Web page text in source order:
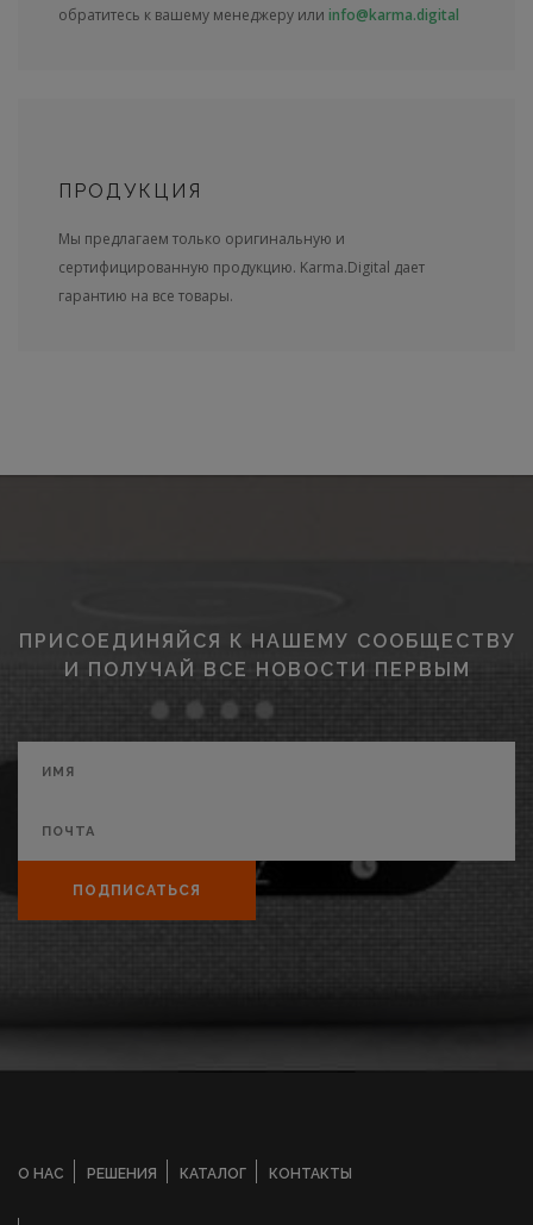
обратитесь к вашему менеджеру или info@karma.digital
ПРОДУКЦИЯ
Мы предлагаем только оригинальную и
сертифицированную продукцию. Karma.Digital дает
гарантию на все товары.
ПРИСОЕДИНЯЙСЯ К НАШЕМУ СООБЩЕСТВУ
И ПОЛУЧАЙ ВСЕ НОВОСТИ ПЕРВЫМ
ПОДПИСАТЬСЯ
О НАС РЕШЕНИЯ КАТАЛОГ КОНТАКТЫ